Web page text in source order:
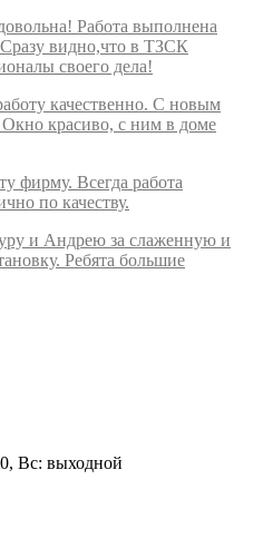
Работа выполнена
видно,что в ТЗСК
своего дела!
качественно. С новым
Окно красиво, с ним в доме
фирму. Всегда работа
по качеству.
и Андрею за слаженную и
Ребята большие
Вс: выходной